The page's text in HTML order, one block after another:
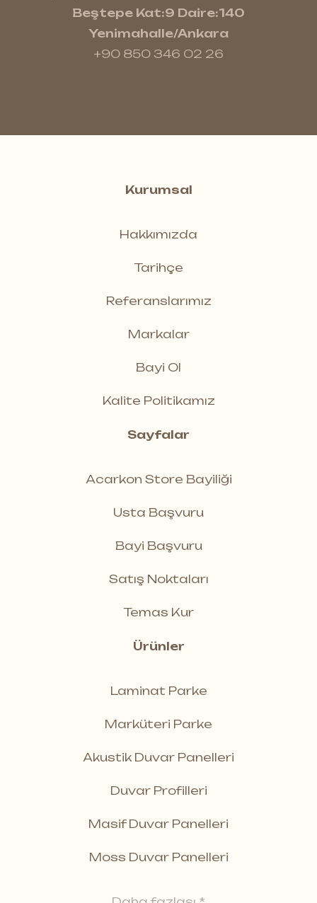
Beştepe Kat:9 Daire:140
Yenimahalle/Ankara
+90 850 346 02 26
Kurumsal
Hakkımızda
Tarihçe
Referanslarımız
Markalar
Bayi Ol
Kalite Politikamız
Sayfalar
Acarkon Store Bayiliği
Usta Başvuru
Bayi Başvuru
Satış Noktaları
Temas Kur
Ürünler
Laminat Parke
Marküteri Parke
Akustik Duvar Panelleri
Duvar Profilleri
Masif Duvar Panelleri
Moss Duvar Panelleri